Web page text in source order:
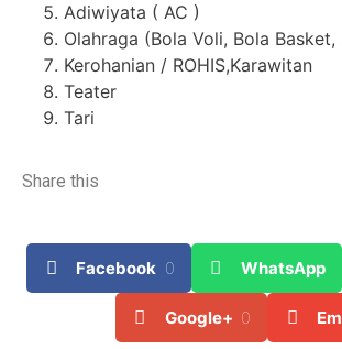
Adiwiyata ( AC )
Olahraga (Bola Voli, Bola Basket,
Kerohanian / ROHIS,Karawitan
Teater
Tari
Share this
Facebook 0 WhatsApp
Google+ 0